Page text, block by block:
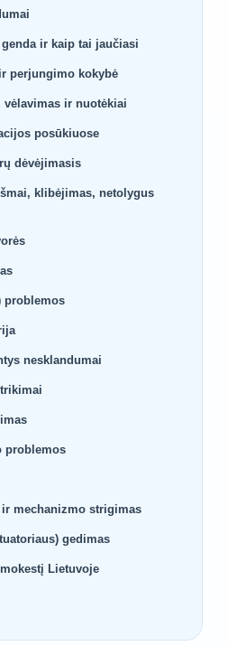
ir kaip tai jaučiasi
perjungimo kokybė
ir nuotėkiai
posūkiuose
dėvėjimasis
klibėjimas, netolygus
problemos
nesklandumai
problemos
mechanizmo strigimas
gedimas
Lietuvoje